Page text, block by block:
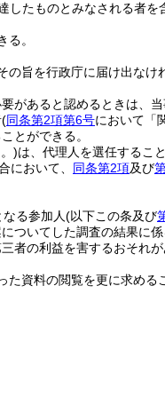
したものとみなされる者を
。
旨を行政庁に届け出なけ
があると認めるときは、
(同条第2項第6号において「
とができる。
)は、代理人を選任するこ
において、 同条第2項及び
る参加人(以下この条及び
ついてした調査の結果に
者の利益を害するおそれ
資料の閲覧を更に求める